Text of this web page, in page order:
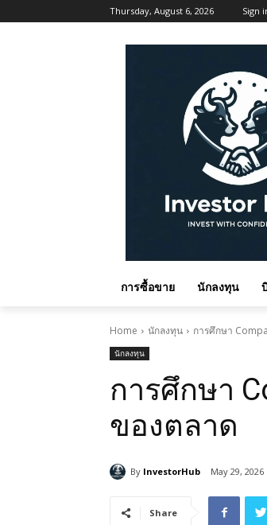
Thursday, August 6, 2026 Sign
การซื้อขาย นักลงทุน
Home นักลงทุน การศึกษา
นักลงทุน
การศึกษา
ของตลาด
By InvestorHub May 29, 2026
Share